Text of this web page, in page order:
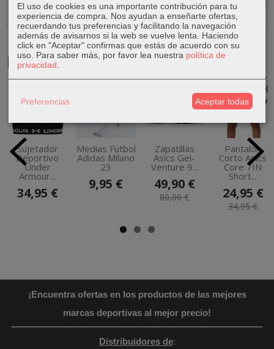
Comentarios
Productos Relacionados
Sujetador
Deportivo
Under
Armour...
34,95 €
Medias Fútbol
Adidas Milano
23
9,95 €
Zapatillas
Asics Gel-
Venture 9...
49,90 €
80,00 €
-29 %
Pantalón
Corto Asics
Core 7IN
Short...
24,95 €
34,95 €
¡Encuentra ofertas en los productos de las mejores
marcas deportivas al mejor precio!
Distribuidores de:
El uso de cookies es una importante contribución para tu
experiencia de compra. Nos ayudan a enseñarte ofertas,
recuerdando tus preferencias y facilitando la navegación
además de avisarnos si la web se vuelve lenta. Haciendo
click en "Aceptar" confirmas que estás de acuerdo con su
uso. Para saber más, por favor lea nuestra política de
privacidad
Preferencias Aceptar todas